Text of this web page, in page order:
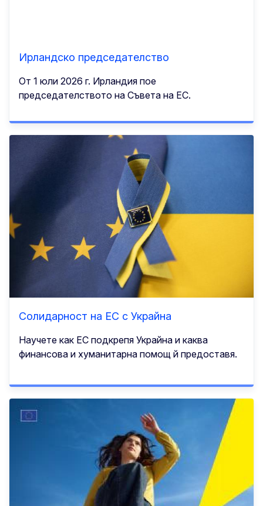
Ирландско председателство
От 1 юли 2026 г. Ирландия пое
председателството на Съвета на ЕС.
Солидарност на ЕС с Украйна
Научете как ЕС подкрепя Украйна и каква
финансова и хуманитарна помощ й предоставя.